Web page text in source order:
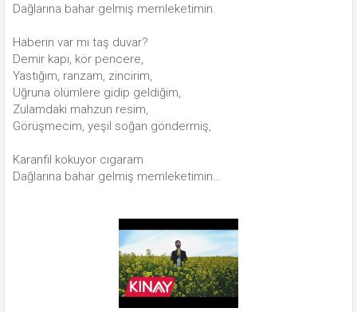
Dağlarına bahar gelmiş memleketimin.
Haberin var mı taş duvar?
Demir kapı, kör pencere,
Yastığım, ranzam, zincirim,
Uğruna ölümlere gidip geldiğim,
Zulamdaki mahzun resim,
Görüşmecim, yeşil soğan göndermiş,
Karanfil kokuyor cıgaram
Dağlarına bahar gelmiş memleketimin…